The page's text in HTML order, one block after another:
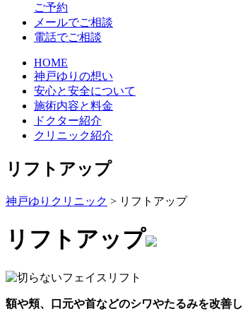
ご予約
メールでご相談
電話でご相談
HOME
神戸ゆりの想い
安心と安全について
施術内容と料金
ドクター紹介
クリニック紹介
リフトアップ
神戸ゆりクリニック > リフトアップ
リフトアップ
額や頬、口元や首などのシワやたるみを改善